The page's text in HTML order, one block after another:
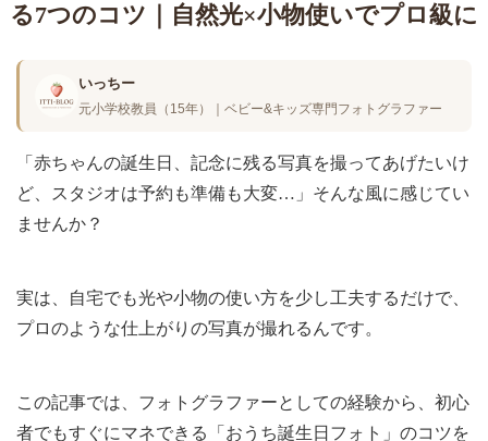
る7つのコツ｜自然光×小物使いでプロ級に
いっちー
元小学校教員（15年）｜ベビー&キッズ専門フォトグラファー
「赤ちゃんの誕生日、記念に残る写真を撮ってあげたいけ
ど、スタジオは予約も準備も大変…」そんな風に感じてい
ませんか？
実は、自宅でも光や小物の使い方を少し工夫するだけで、
プロのような仕上がりの写真が撮れるんです。
この記事では、フォトグラファーとしての経験から、初心
者でもすぐにマネできる「おうち誕生日フォト」のコツを